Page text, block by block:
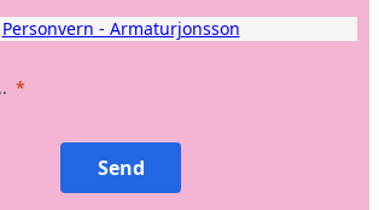
Personvern - Armaturjonsson
Send